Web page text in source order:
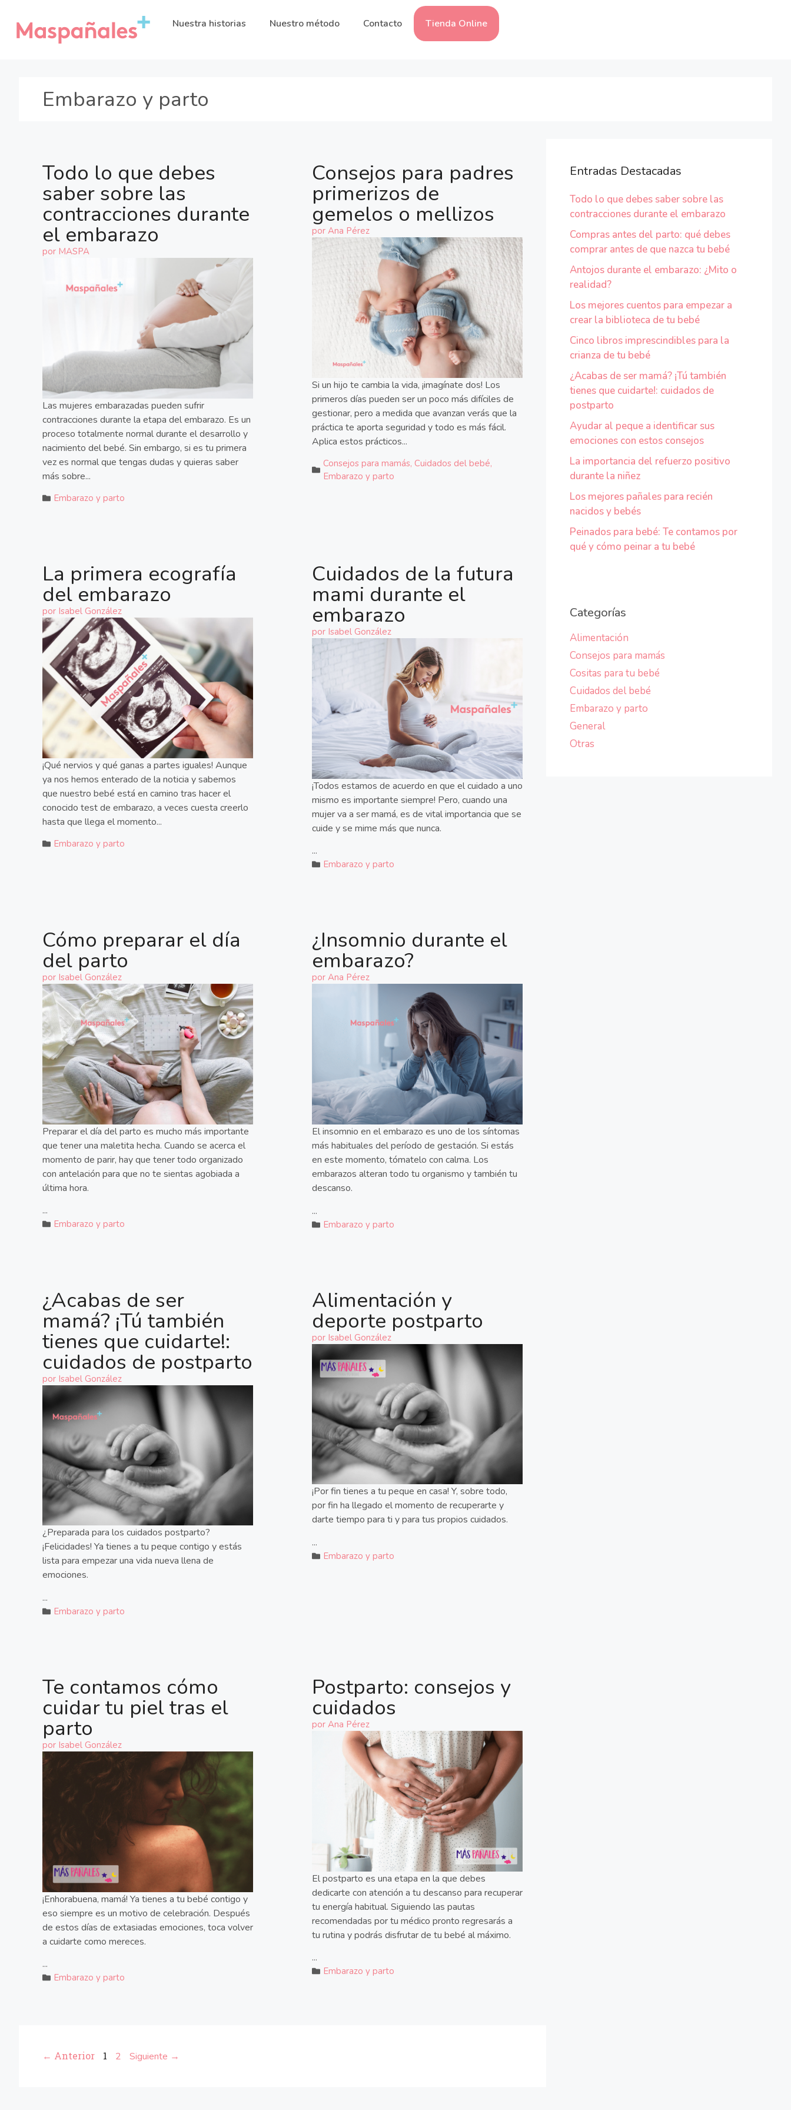
Nuestra historias Nuestro método Contacto Tienda Online
Embarazo y parto
Todo lo que debes
saber sobre las
contracciones durante
el embarazo
por MASPA
Las mujeres embarazadas pueden sufrir
contracciones durante la etapa del embarazo. Es un
proceso totalmente normal durante el desarrollo y
nacimiento del bebé. Sin embargo, si es tu primera
vez es normal que tengas dudas y quieras saber
más sobre...
Embarazo y parto
Consejos para padres
primerizos de
gemelos o mellizos
por Ana Pérez
Si un hijo te cambia la vida, ¡imagínate dos! Los
primeros días pueden ser un poco más difíciles de
gestionar, pero a medida que avanzan verás que la
práctica te aporta seguridad y todo es más fácil.
Aplica estos prácticos...
Consejos para mamás, Cuidados del bebé,
Embarazo y parto
La primera ecografía
del embarazo
por Isabel González
¡Qué nervios y qué ganas a partes iguales! Aunque
ya nos hemos enterado de la noticia y sabemos
que nuestro bebé está en camino tras hacer el
conocido test de embarazo, a veces cuesta creerlo
hasta que llega el momento...
Embarazo y parto
Cuidados de la futura
mami durante el
embarazo
por Isabel González
¡Todos estamos de acuerdo en que el cuidado a uno
mismo es importante siempre! Pero, cuando una
mujer va a ser mamá, es de vital importancia que se
cuide y se mime más que nunca.
...
Embarazo y parto
Cómo preparar el día
del parto
por Isabel González
Preparar el día del parto es mucho más importante
que tener una maletita hecha. Cuando se acerca el
momento de parir, hay que tener todo organizado
con antelación para que no te sientas agobiada a
última hora.
...
Embarazo y parto
¿Insomnio durante el
embarazo?
por Ana Pérez
El insomnio en el embarazo es uno de los síntomas
más habituales del período de gestación. Si estás
en este momento, tómatelo con calma. Los
embarazos alteran todo tu organismo y también tu
descanso.
...
Embarazo y parto
¿Acabas de ser
mamá? ¡Tú también
tienes que cuidarte!:
cuidados de postparto
por Isabel González
¿Preparada para los cuidados postparto?
¡Felicidades! Ya tienes a tu peque contigo y estás
lista para empezar una vida nueva llena de
emociones.
...
Embarazo y parto
Alimentación y
deporte postparto
por Isabel González
¡Por fin tienes a tu peque en casa! Y, sobre todo,
por fin ha llegado el momento de recuperarte y
darte tiempo para ti y para tus propios cuidados.
...
Embarazo y parto
Te contamos cómo
cuidar tu piel tras el
parto
por Isabel González
¡Enhorabuena, mamá! Ya tienes a tu bebé contigo y
eso siempre es un motivo de celebración. Después
de estos días de extasiadas emociones, toca volver
a cuidarte como mereces.
...
Embarazo y parto
Postparto: consejos y
cuidados
por Ana Pérez
El postparto es una etapa en la que debes
dedicarte con atención a tu descanso para recuperar
tu energía habitual. Siguiendo las pautas
recomendadas por tu médico pronto regresarás a
tu rutina y podrás disfrutar de tu bebé al máximo.
...
Embarazo y parto
← Anterior 1 2 Siguiente →
Entradas Destacadas
Todo lo que debes saber sobre las
contracciones durante el embarazo
Compras antes del parto: qué debes
comprar antes de que nazca tu bebé
Antojos durante el embarazo: ¿Mito o
realidad?
Los mejores cuentos para empezar a
crear la biblioteca de tu bebé
Cinco libros imprescindibles para la
crianza de tu bebé
¿Acabas de ser mamá? ¡Tú también
tienes que cuidarte!: cuidados de
postparto
Ayudar al peque a identificar sus
emociones con estos consejos
La importancia del refuerzo positivo
durante la niñez
Los mejores pañales para recién
nacidos y bebés
Peinados para bebé: Te contamos por
qué y cómo peinar a tu bebé
Categorías
Alimentación
Consejos para mamás
Cositas para tu bebé
Cuidados del bebé
Embarazo y parto
General
Otras